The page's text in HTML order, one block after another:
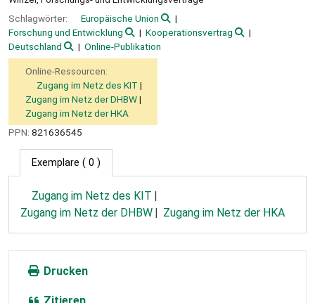
Schlagwörter:
Europäische Union
Forschung und Entwicklung
Kooperationsvertrag
Deutschland
Online-Publikation
Online-Ressourcen:
Zugang im Netz des KIT
Zugang im Netz der DHBW
Zugang im Netz der HKA
PPN: 821636545
Exemplare ( 0 )
Zugang im Netz des KIT
Zugang im Netz der DHBW
Zugang im Netz der HKA
Drucken